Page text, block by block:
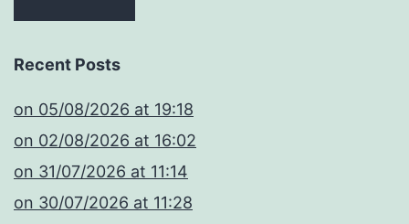
Recent Posts
​on 05/08/2026 at 19:18
​on 02/08/2026 at 16:02
​on 31/07/2026 at 11:14
​on 30/07/2026 at 11:28